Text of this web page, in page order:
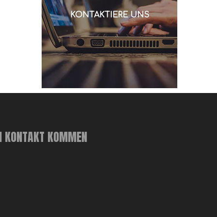
verschraubt.Frage:Wie kann man das
KONTAKTIERE UNS
KONTAKT KOMMEN